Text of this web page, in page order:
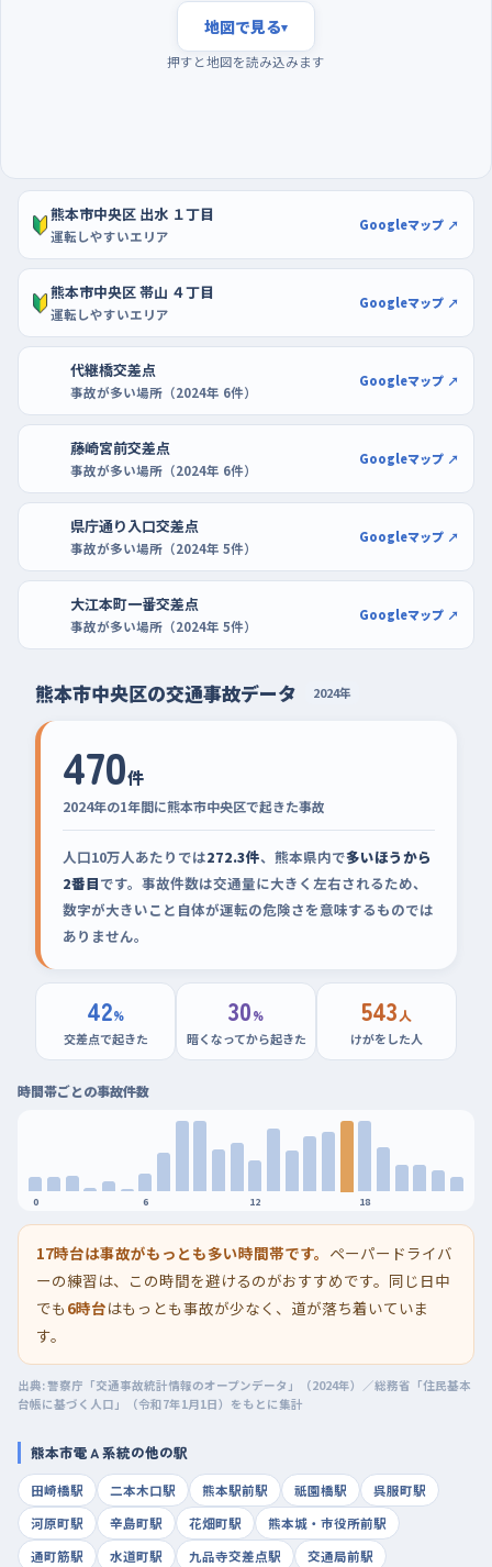
夕方の混み合う時間は避け、早朝に走って駐車は大型
練習の狙い目は、通勤や買い物の車が減る早朝。同じ道でも交差
い。駐車の練習は、区画がはっきりしていて通路も広いゆめタウ
ン大江の駐車場か、ケーズデンキ熊本中央店の駐車場が扱いや
すといい。
地図で見る▾
押すと地図を読み込みます
熊本市中央区 出水 １丁目
運転しやすいエリア
Googleマップ ↗
熊本市中央区 帯山 ４丁目
運転しやすいエリア
Googleマップ ↗
代継橋交差点
事故が多い場所（2024年 6件）
Googleマップ ↗
藤崎宮前交差点
事故が多い場所（2024年 6件）
Googleマップ ↗
県庁通り入口交差点
事故が多い場所（2024年 5件）
Googleマップ ↗
大江本町一番交差点
事故が多い場所（2024年 5件）
Googleマップ ↗
熊本市中央区の交通事故データ 2024年
470件
2024年の1年間に熊本市中央区で起きた事故
人口10万人あたりでは272.3件、熊本県内で多いほうから
2番目です。事故件数は交通量に大きく左右されるため、
数字が大きいこと自体が運転の危険さを意味するものでは
ありません。
42%
交差点で起きた
30%
暗くなってから起きた
543人
けがをした人
時間帯ごとの事故件数
0 6 12 18
17時台は事故がもっとも多い時間帯です。 ペーパードライバ
ーの練習は、この時間を避けるのがおすすめです。同じ日中
でも 6時台はもっとも事故が少なく、道が落ち着いていま
す。
出典: 警察庁「交通事故統計情報のオープンデータ」（2024年）／総務省「住民基本
台帳に基づく人口」（令和7年1月1日）をもとに集計
熊本市電Ａ系統の他の駅
田崎橋駅 二本木口駅 熊本駅前駅 祇園橋駅
呉服町駅
河原町駅
辛島町駅 花畑町駅
熊本城・市役所前駅
通町筋駅
水道町駅 九品寺交差点駅
交通局前駅